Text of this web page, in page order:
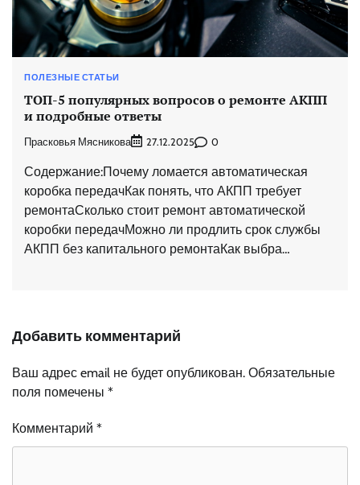
ПОЛЕЗНЫЕ СТАТЬИ
ТОП-5 популярных вопросов о ремонте АКПП
и подробные ответы
Прасковья Мясникова 27.12.2025 0
Содержание:Почему ломается автоматическая
коробка передачКак понять, что АКПП требует
ремонтаСколько стоит ремонт автоматической
коробки передачМожно ли продлить срок службы
АКПП без капитального ремонтаКак выбра…
Добавить комментарий
Ваш адрес email не будет опубликован. Обязательные
поля помечены *
Комментарий *